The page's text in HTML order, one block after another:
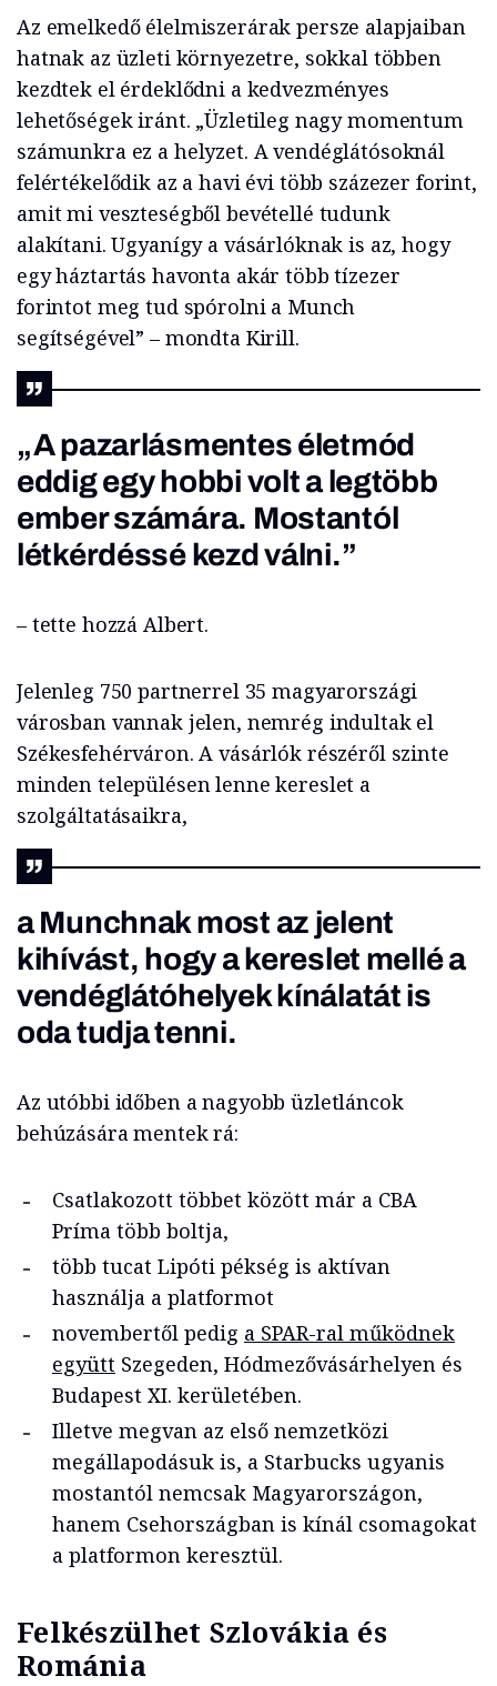
Az emelkedő élelmiszerárak persze alapjaiban
hatnak az üzleti környezetre, sokkal többen
kezdtek el érdeklődni a kedvezményes
lehetőségek iránt. „Üzletileg nagy momentum
számunkra ez a helyzet. A vendéglátósoknál
felértékelődik az a havi évi több százezer forint,
amit mi veszteségből bevétellé tudunk
alakítani. Ugyanígy a vásárlóknak is az, hogy
egy háztartás havonta akár több tízezer
forintot meg tud spórolni a Munch
segítségével” – mondta Kirill.
„A pazarlásmentes életmód
eddig egy hobbi volt a legtöbb
ember számára. Mostantól
létkérdéssé kezd válni.”
– tette hozzá Albert.
Jelenleg 750 partnerrel 35 magyarországi
városban vannak jelen, nemrég indultak el
Székesfehérváron. A vásárlók részéről szinte
minden településen lenne kereslet a
szolgáltatásaikra,
a Munchnak most az jelent
kihívást, hogy a kereslet mellé a
vendéglátóhelyek kínálatát is
oda tudja tenni.
Az utóbbi időben a nagyobb üzletláncok
behúzására mentek rá:
Csatlakozott többet között már a CBA
Príma több boltja,
több tucat Lipóti pékség is aktívan
használja a platformot
novembertől pedig a SPAR-ral működnek
együtt Szegeden, Hódmezővásárhelyen és
Budapest XI. kerületében.
Illetve megvan az első nemzetközi
megállapodásuk is, a Starbucks ugyanis
mostantól nemcsak Magyarországon,
hanem Csehországban is kínál csomagokat
a platformon keresztül.
Felkészülhet Szlovákia és
Románia